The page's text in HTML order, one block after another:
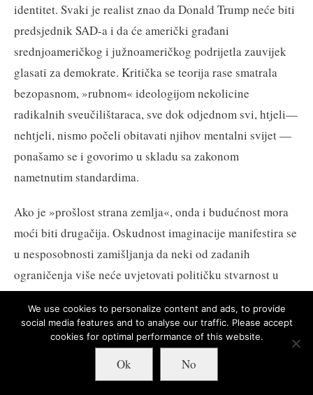
identitet. Svaki je realist znao da Donald Trump neće biti
predsjednik SAD-a i da će američki građani
srednjoameričkog i južnoameričkog podrijetla zauvijek
glasati za demokrate. Kritička se teorija rase smatrala
bezopasnom, »rubnom« ideologijom nekolicine
radikalnih sveučilištaraca, sve dok odjednom svi, htjeli—
nehtjeli, nismo počeli obitavati njihov mentalni svijet —
ponašamo se i govorimo u skladu sa zakonom
nametnutim standardima.
Ako je »prošlost strana zemlja«, onda i budućnost mora
moći biti drugačija. Oskudnost imaginacije manifestira se
u nesposobnosti zamišljanja da neki od zadanih
ograničenja više neće uvjetovati političku stvarnost u
budućnosti. Neke su promjene u »politički mogućem«
pokazivale pomak »Overtonova prozora« slijeva
nadesno, a druge zdesna nalijevo. Jedini sustavni obrazac
koji se prepoznaje sustavna je sklonost prekaljenih
realista političkoj kratkovidnosti.
We use cookies to personalize content and ads, to provide
social media features and to analyse our traffic. Please accept
cookies for optimal performance of this website.
Ok No